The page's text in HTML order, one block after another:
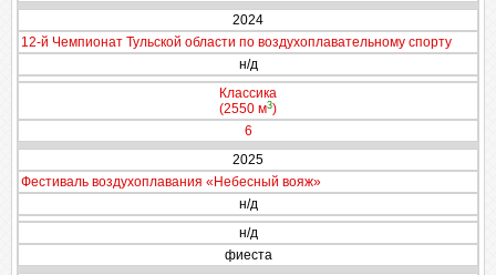
2024
12-й Чемпионат Тульской области по воздухоплавательному спорту
н/д
Классика
(2550 м3)
6
2025
Фестиваль воздухоплавания «Небесный вояж»
н/д
н/д
фиеста